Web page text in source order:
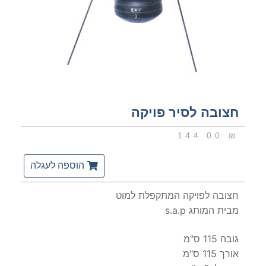
חצובה לסיר פויקה
144.00 ₪
הוספה לעגלה
חצובה לפויקה המתקפלת למוט
מבית המותג s.a.p
גובה 115 ס"מ
אורך 115 ס"מ